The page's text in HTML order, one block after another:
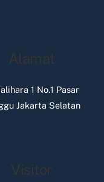
Alamat
1 No.1 Pasar
Jakarta Selatan
Visitor